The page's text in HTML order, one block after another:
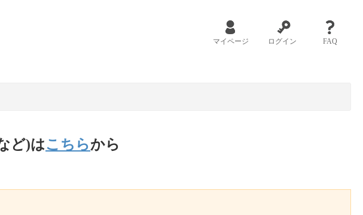
マイページ ログイン FAQ
ど)はこちらから